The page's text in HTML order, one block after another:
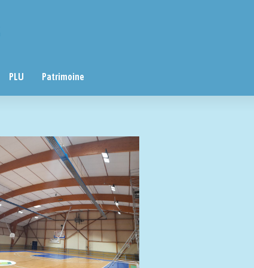
PLU Patrimoine